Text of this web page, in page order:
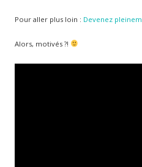
Pour aller plus loin : Devenez
Alors, motivés ?!